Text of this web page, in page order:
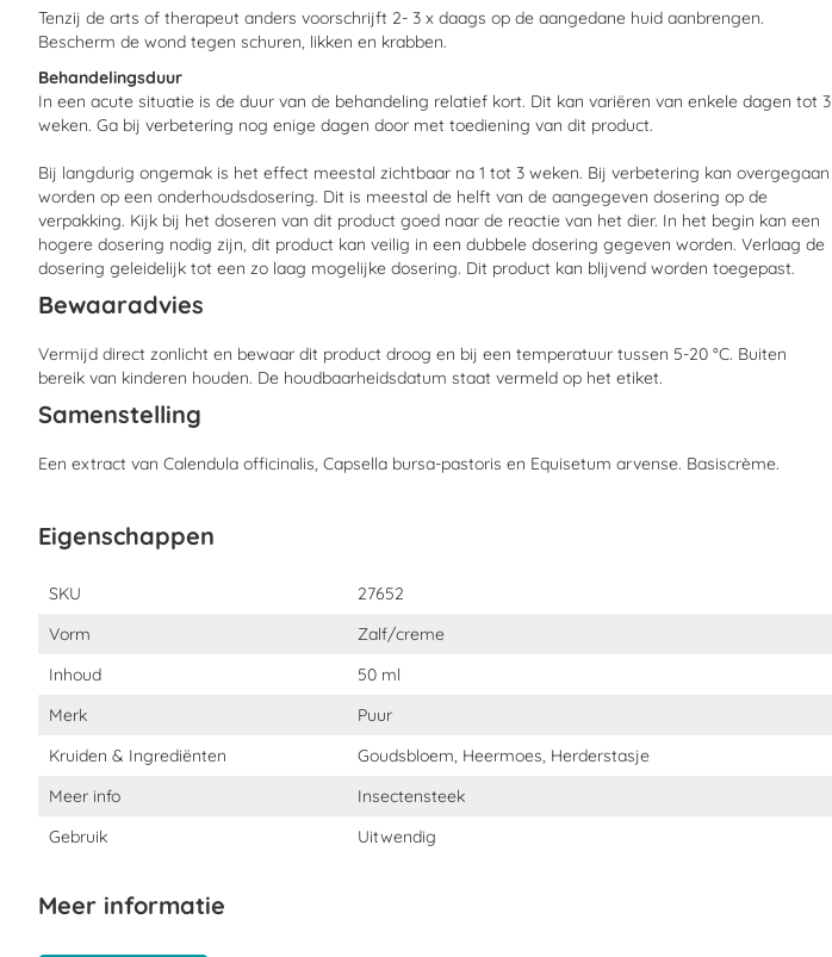
Tenzij de arts of therapeut anders voorschrijft 2- 3 x daags op de aangedane huid aanbrengen.
Bescherm de wond tegen schuren, likken en krabben.
Behandelingsduur
In een acute situatie is de duur van de behandeling relatief kort. Dit kan variëren van enkele dagen tot 3
weken. Ga bij verbetering nog enige dagen door met toediening van dit product.
Bij langdurig ongemak is het effect meestal zichtbaar na 1 tot 3 weken. Bij verbetering kan overgegaan
worden op een onderhoudsdosering. Dit is meestal de helft van de aangegeven dosering op de
verpakking. Kijk bij het doseren van dit product goed naar de reactie van het dier. In het begin kan een
hogere dosering nodig zijn, dit product kan veilig in een dubbele dosering gegeven worden. Verlaag de
dosering geleidelijk tot een zo laag mogelijke dosering. Dit product kan blijvend worden toegepast.
Bewaaradvies
Vermijd direct zonlicht en bewaar dit product droog en bij een temperatuur tussen 5-20 °C. Buiten
bereik van kinderen houden. De houdbaarheidsdatum staat vermeld op het etiket.
Samenstelling
Een extract van Calendula officinalis, Capsella bursa-pastoris en Equisetum arvense. Basiscrème.
Eigenschappen
Eigenschappen
SKU
27652
Vorm
Zalf/creme
Inhoud
50 ml
Merk
Puur
Kruiden & Ingrediënten
Goudsbloem, Heermoes, Herderstasje
Meer info
Insectensteek
Gebruik
Uitwendig
Meer informatie